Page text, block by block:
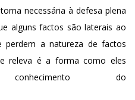
necessária à defesa plena
alguns factos são laterais ao
perdem a natureza de factos
releva é a forma como eles
do